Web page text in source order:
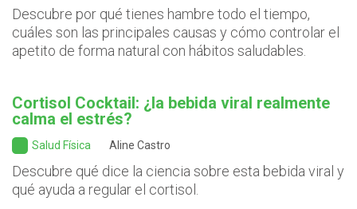
Descubre por qué tienes hambre todo el tiempo,
cuáles son las principales causas y cómo controlar el
apetito de forma natural con hábitos saludables.
Cortisol Cocktail: ¿la bebida viral realmente
calma el estrés?
Salud Física Aline Castro
Descubre qué dice la ciencia sobre esta bebida viral y
qué ayuda a regular el cortisol.